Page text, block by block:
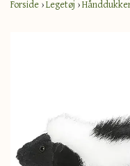
Forside ›Legetøj ›